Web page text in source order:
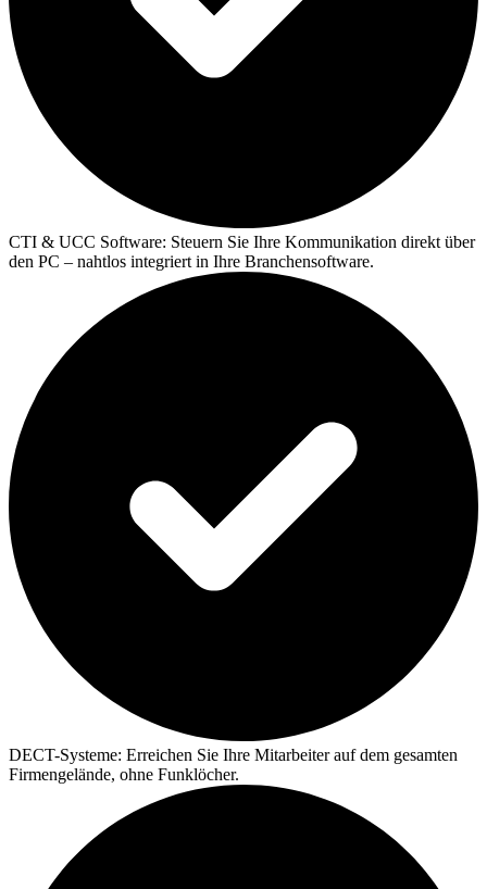
CTI & UCC Software: Steuern Sie Ihre Kommunikation direkt über
den PC – nahtlos integriert in Ihre Branchensoftware.
DECT-Systeme: Erreichen Sie Ihre Mitarbeiter auf dem gesamten
Firmengelände, ohne Funklöcher.